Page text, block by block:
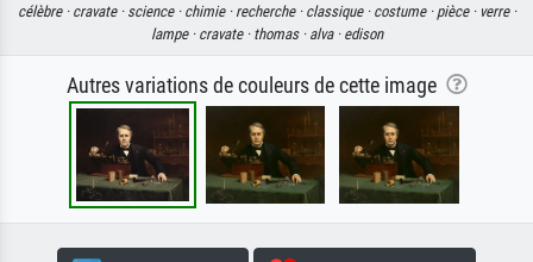
célèbre · cravate · science · chimie · recherche · classique · costume · pièce · verre ·
lampe · cravate · thomas · alva · edison
Autres variations de couleurs de cette image